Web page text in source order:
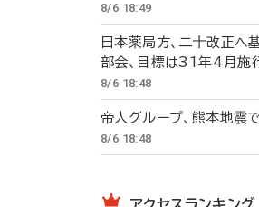
8/6 18:49
日本薬局方、二十改正
部会、目標は31年4月施
8/6 18:48
帝人グループ、熊本地
8/6 18:48